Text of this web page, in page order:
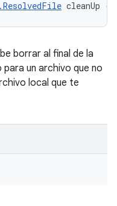
cleanUp
borrar al final de la
un archivo que no
local que te